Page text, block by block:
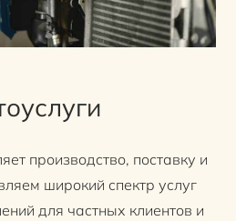
производство, поставку и
широкий спектр услуг
для частных клиентов и